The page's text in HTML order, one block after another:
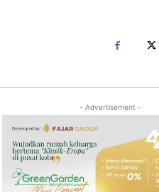
- Advertisement -